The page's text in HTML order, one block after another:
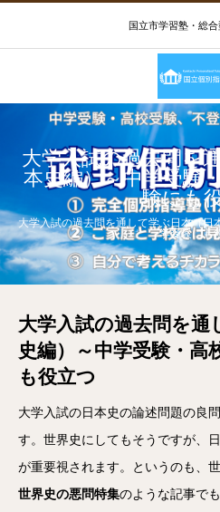
国立市学習塾・総
大学入試の過去問を
本史編）～中学受験
験にも
大学入試の過去問を通して学ぶ日本（日
学受験にも
大学入試の過去問を通
史編）～中学受験・高
も役立つ
大学入試の日本史の論述問題の良
す。世界史にしてもそうですが、
が重要視されます。というのも、
世界史の悪問特集のような記事で